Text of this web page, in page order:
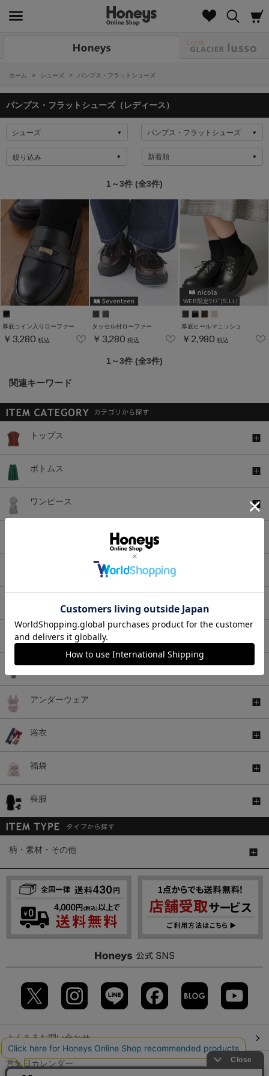
Look
ホーム > シューズ > パンプス・フラットシューズ
パンプス・フラットシューズ（レディース）
絞り込み
1～3件 (全3件)
厚底コイン入りローファー
￥3,280 税込
タッセル付ローファー
￥3,280 税込
WEB限定ｻｲｽﾞ[S,LL]
厚底ヒールマニッシュ
￥2,980 税込
1～3件 (全3件)
関連キーワード
トップス
ボトムス
ワンピース
シューズ
ファッショングッズ
アンダーウェア
浴衣
福袋
喪服
柄・素材・その他
よくあるお問い合わせ
営業日カレンダー